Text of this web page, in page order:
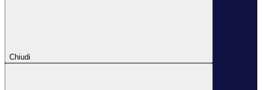
Chiudi